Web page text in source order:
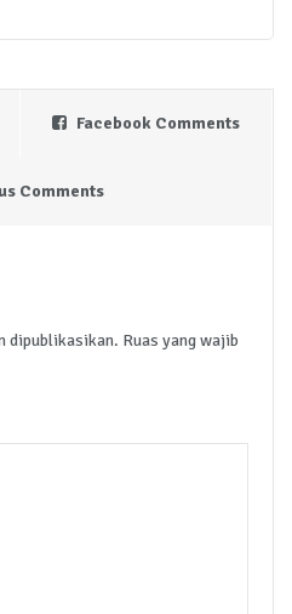
Facebook Comments
Comments
dipublikasikan. Ruas yang wajib